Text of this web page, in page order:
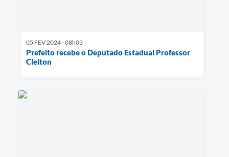
05 FEV 2024 - 08h03
Prefeito recebe o Deputado Estadual Professor
Cleiton